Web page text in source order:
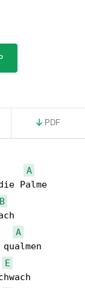
PDF
A
Palme
B
A
E